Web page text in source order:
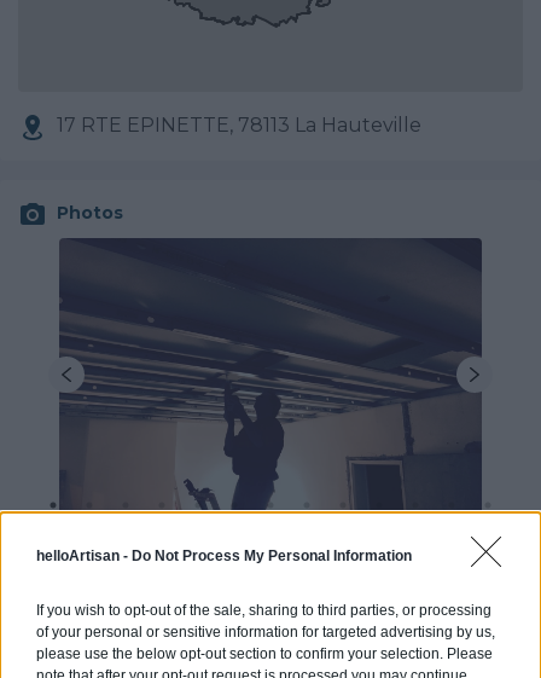
helloArtisan - Do Not Process My Personal Information
If you wish to opt-out of the sale, sharing to third parties, or processing
of your personal or sensitive information for targeted advertising by us,
please use the below opt-out section to confirm your selection. Please
17 RTE EPINETTE, 78113 La Hauteville
Photos
Les avis Laisser un avis